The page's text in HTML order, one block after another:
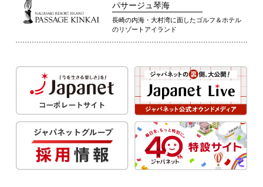
パサージュ琴海
長崎の内海・大村湾に面したゴルフ＆ホテル
のリゾートアイランド